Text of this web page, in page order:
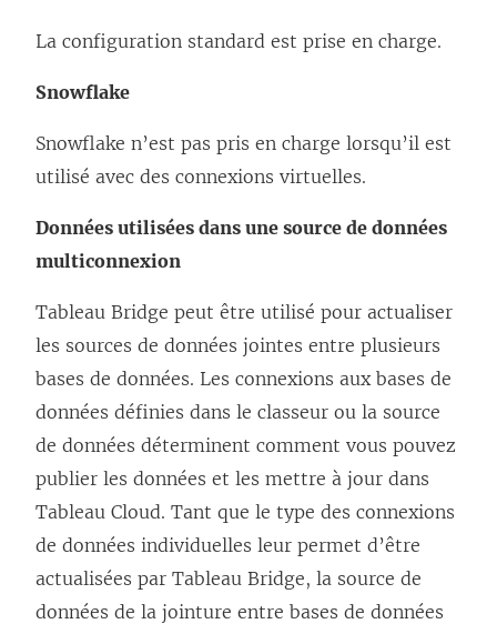
La configuration standard est prise en charge.
Snowflake
Snowflake n’est pas pris en charge lorsqu’il est
utilisé avec des connexions virtuelles.
Données utilisées dans une source de données
multiconnexion
Tableau Bridge peut être utilisé pour actualiser
les sources de données jointes entre plusieurs
bases de données. Les connexions aux bases de
données définies dans le classeur ou la source
de données déterminent comment vous pouvez
publier les données et les mettre à jour dans
Tableau Cloud. Tant que le type des connexions
de données individuelles leur permet d’être
actualisées par Tableau Bridge, la source de
données de la jointure entre bases de données